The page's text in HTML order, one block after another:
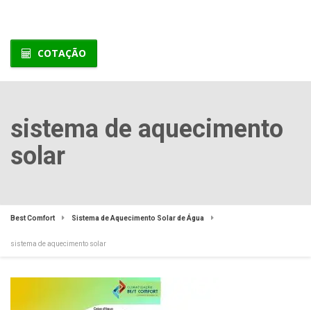
COTAÇÃO
sistema de aquecimento
solar
Best Comfort Sistema de Aquecimento Solar de Água
sistema de aquecimento solar